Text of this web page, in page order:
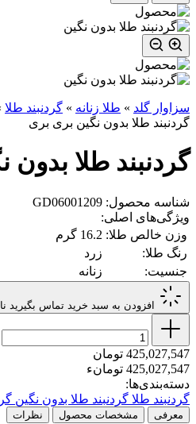
سزاوار گلد » طلا زنانه » گردنبند طلا
گردنبند طلا بدون نگین بری بری
گردنبند طلا
شناسه محصول: GD06001209
ویژگی‌های اصلی:
وزن خالص طلا: 16.2 گرم
رنگ طلا:
زرد
جنسیت:
زنانه
افزودن به سبد خرید تماس بگیرید
425,027,547 تومان
425,027,547 تومانء
دسته‌بندی‌ها:
گردنبند طلا گردنبند طلا بدون نگین
معرفی مشخصات محصول نظرات